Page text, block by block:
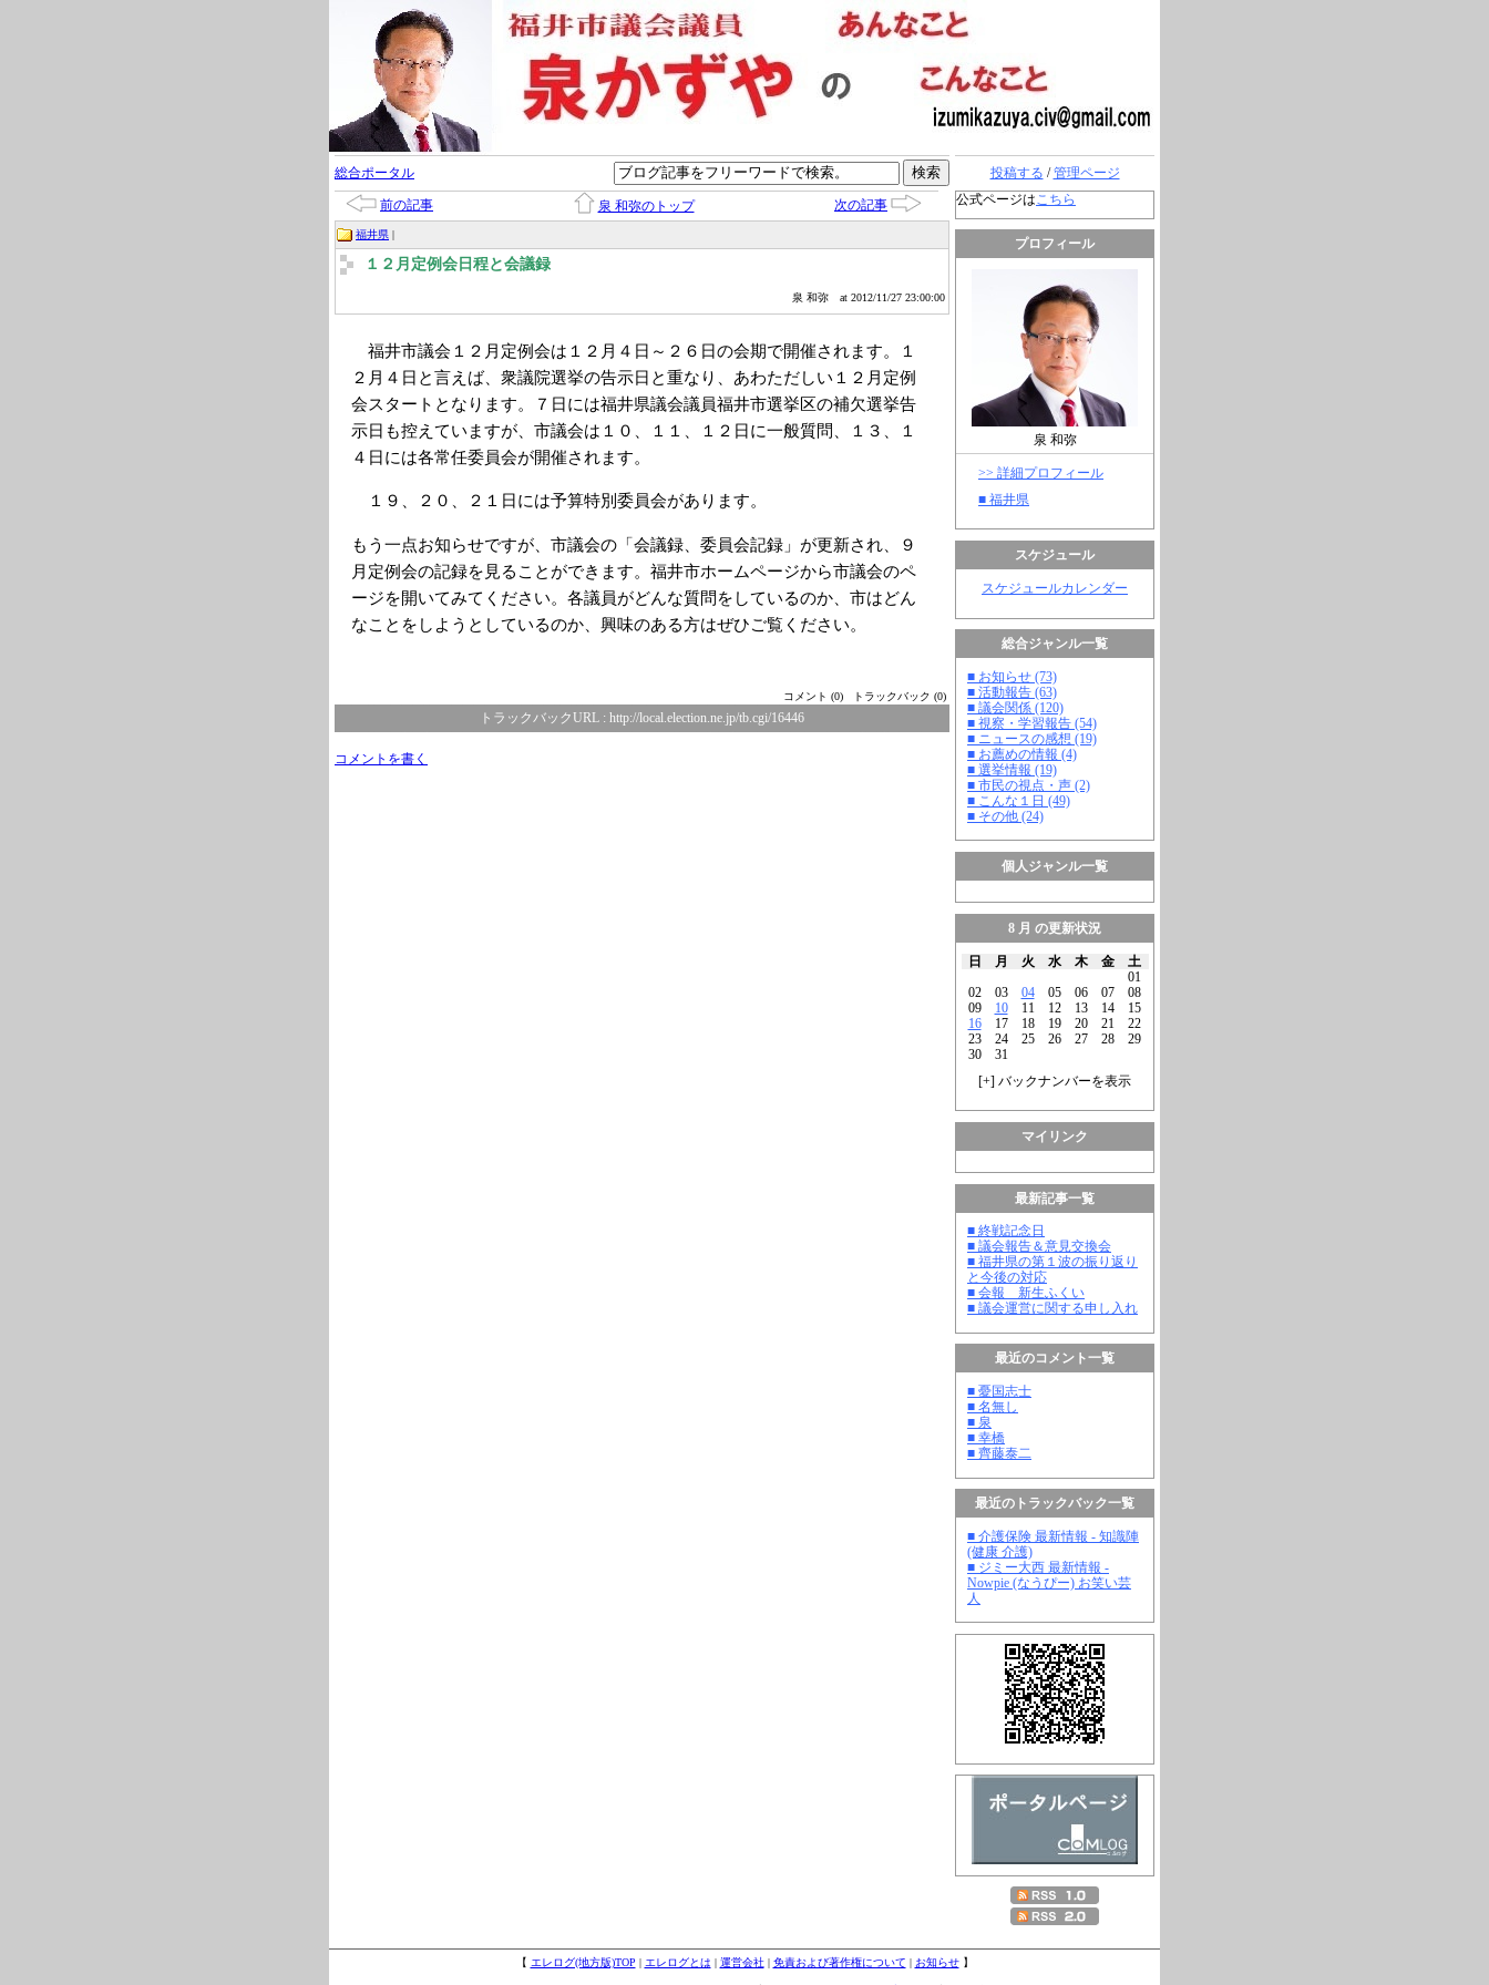
投稿する /管理ページ
公式ページはこちら
プロフィール
泉 和弥
>> 詳細プロフィール
■ 福井県
スケジュール
スケジュールカレンダー
総合ジャンル一覧
■ お知らせ (73)
■ 活動報告 (63)
■ 議会関係 (120)
■ 視察・学習報告 (54)
■ ニュースの感想 (19)
■ お薦めの情報 (4)
■ 選挙情報 (19)
■ 市民の視点・声 (2)
■ こんな１日 (49)
■ その他 (24)
個人ジャンル一覧
8 月 の更新状況
日 月 火 水 木 金
土
01
02
03 04 05 06 07
08
09
10 11 12 13 14
15
16
17 18 19 20 21
22
23
24 25 26 27 28
29
30
31
[+] バックナンバーを表示
マイリンク
最新記事一覧
■ 終戦記念日
■ 議会報告＆意見交換会
■ 福井県の第１波の振り返り
と今後の対応
■ 会報 新生ふくい
■ 議会運営に関する申し入れ
最近のコメント一覧
■ 憂国志士
■ 名無し
■ 泉
■ 幸橋
■ 齊藤泰二
最近のトラックバック一覧
■ 介護保険 最新情報 - 知識陣
(健康 介護)
■ ジミー大西 最新情報 -
Nowpie (なうぴー) お笑い芸
人
総合ポータル
前の記事 泉 和弥のトップ 次の記事
福井県 |
１２月定例会日程と会議録
泉 和弥 at 2012/11/27 23:00:00
福井市議会１２月定例会は１２月４日～２６日の会期で開催されます。１
２月４日と言えば、衆議院選挙の告示日と重なり、あわただしい１２月定例
会スタートとなります。７日には福井県議会議員福井市選挙区の補欠選挙告
示日も控えていますが、市議会は１０、１１、１２日に一般質問、１３、１
４日には各常任委員会が開催されます。
１９、２０、２１日には予算特別委員会があります。
もう一点お知らせですが、市議会の「会議録、委員会記録」が更新され、９
月定例会の記録を見ることができます。福井市ホームページから市議会のペ
ージを開いてみてください。各議員がどんな質問をしているのか、市はどん
なことをしようとしているのか、興味のある方はぜひご覧ください。
コメント (0) トラックバック (0)
トラックバックURL : http://local.election.ne.jp/tb.cgi/16446
コメントを書く
【 エレログ(地方版)TOP | エレログとは | 運営会社| 免責および著作権について | お知らせ】